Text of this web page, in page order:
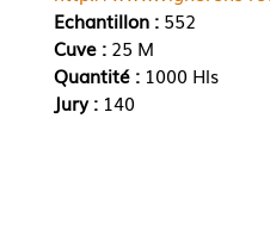
Echantillon :552
Cuve : 25 M
Quantité : 1000 Hls
Jury : 140